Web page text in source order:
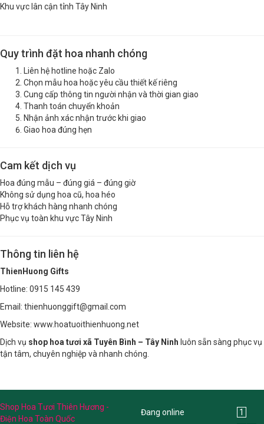
Khu vực lân cận tỉnh Tây Ninh
Quy trình đặt hoa nhanh chóng
Liên hệ hotline hoặc Zalo
Chọn mẫu hoa hoặc yêu cầu thiết kế riêng
Cung cấp thông tin người nhận và thời gian giao
Thanh toán chuyển khoản
Nhận ảnh xác nhận trước khi giao
Giao hoa đúng hẹn
Cam kết dịch vụ
Hoa đúng mẫu – đúng giá – đúng giờ
Không sử dụng hoa cũ, hoa héo
Hỗ trợ khách hàng nhanh chóng
Phục vụ toàn khu vực Tây Ninh
Thông tin liên hệ
ThienHuong Gifts
Hotline: 0915 145 439
Email: thienhuonggift@gmail.com
Website: www.hoatuoithienhuong.net
Dịch vụ shop hoa tươi xã Tuyên Bình – Tây Ninh luôn sẵn sàng phục vụ
tận tâm, chuyên nghiệp và nhanh chóng.
Shop Hoa Tươi Thiên Hương -
Điện Hoa Toàn Quốc
Đang online 1